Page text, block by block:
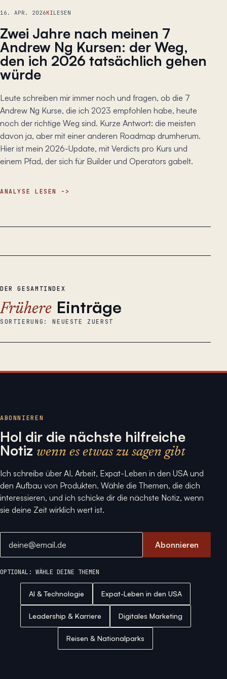
16. APR. 2026KILESEN
Zwei Jahre nach meinen 7
Andrew Ng Kursen: der Weg,
den ich 2026 tatsächlich gehen
würde
Leute schreiben mir immer noch und fragen, ob die 7
Andrew Ng Kurse, die ich 2023 empfohlen habe, heute
noch der richtige Weg sind. Kurze Antwort: die meisten
davon ja, aber mit einer anderen Roadmap drumherum.
Hier ist mein 2026-Update, mit Verdicts pro Kurs und
einem Pfad, der sich für Builder und Operators gabelt.
ANALYSE LESEN
DER GESAMTINDEX
Frühere Einträge
SORTIERUNG: NEUESTE ZUERST
ABONNIEREN
Hol dir die nächste hilfreiche
Notiz wenn es etwas zu sagen gibt
Ich schreibe über AI, Arbeit, Expat-Leben in den USA und
den Aufbau von Produkten. Wähle die Themen, die dich
interessieren, und ich schicke dir die nächste Notiz, wenn
sie deine Zeit wirklich wert ist.
Abonnieren
OPTIONAL: WÄHLE DEINE THEMEN
AI & Technologie Expat-Leben in den USA
Leadership & Karriere Digitales Marketing
Reisen & Nationalparks